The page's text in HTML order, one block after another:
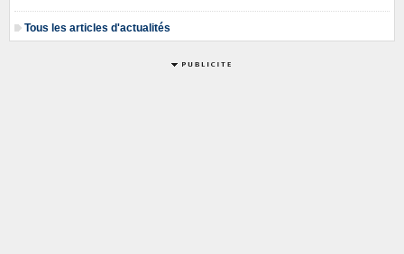
Tous les articles d'actualités